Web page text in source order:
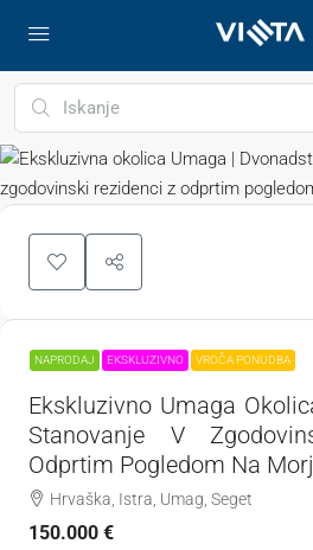
NAPRODAJ EKSKLUZIVNO VROČA PONUDBA
Ekskluzivno Umaga
Stanovanje V
Odprtim Pogledom Na
Hrvaška, Istra, Umag, Seget
150.000 €